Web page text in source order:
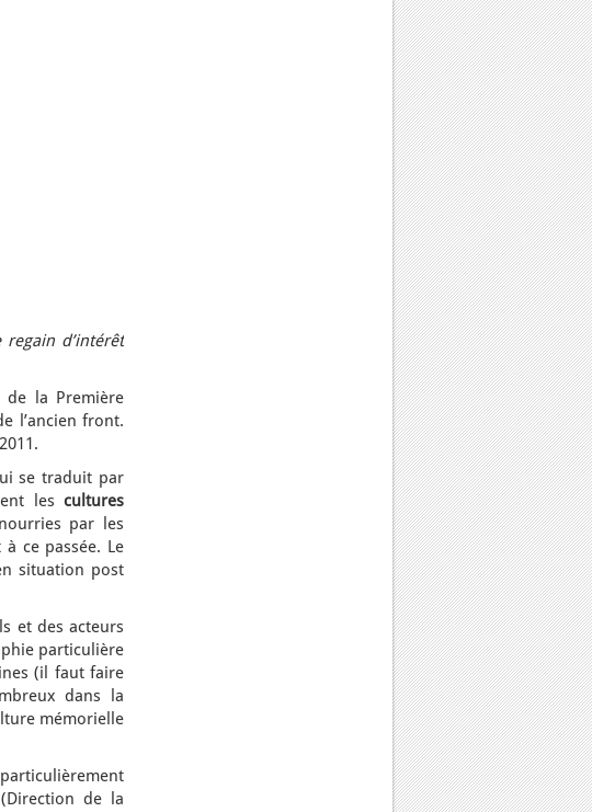
d’intérêt
de la Première
l’ancien front.
se traduit par
les cultures
par les
ce passée. Le
situation post
et des acteurs
particulière
(il faut faire
dans la
mémorielle
de la